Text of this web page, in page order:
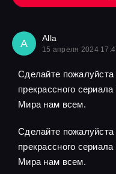
A Alla
15 апреля 2024
Сделайте пожалуйста
прекрассного
Мира нам всем.
Сделайте пожалуйста
прекрассного
Мира нам всем.